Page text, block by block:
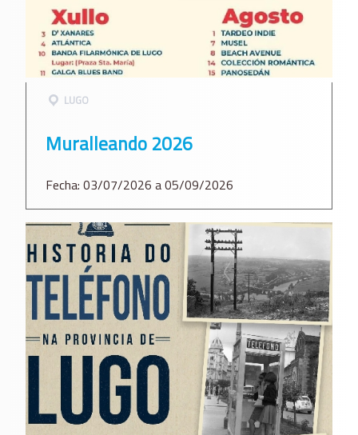
LUGO
Muralleando 2026
Fecha: 03/07/2026 a 05/09/2026